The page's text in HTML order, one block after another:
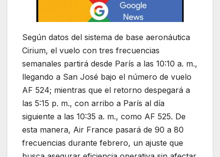
Según datos del sistema de base aeronáutica
Cirium, el vuelo con tres frecuencias
semanales partirá desde París a las 10:10 a. m.,
llegando a San José bajo el número de vuelo
AF 524; mientras que el retorno despegará a
las 5:15 p. m., con arribo a París al día
siguiente a las 10:35 a. m., como AF 525. De
esta manera, Air France pasará de 90 a 80
frecuencias durante febrero, un ajuste que